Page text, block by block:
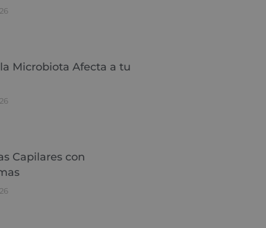
Microbiota Afecta a tu
Capilares con